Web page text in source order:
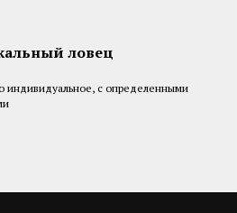
ловец
индивидуальное, с определенными